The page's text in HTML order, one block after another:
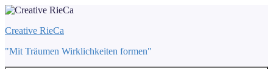
Zum
springen
Creative RieCa
"Mit Träumen Wirklichkeiten formen"